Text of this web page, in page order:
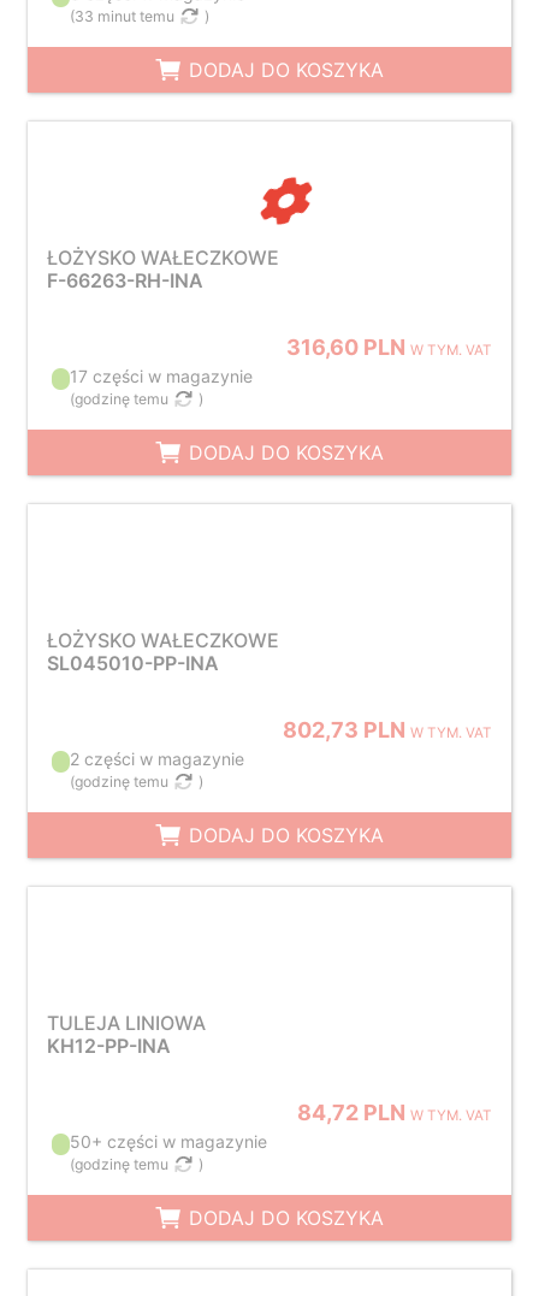
(33 minut temu )
DODAJ DO KOSZYKA
ŁOŻYSKO WAŁECZKOWE
F-66263-RH-INA
316,60 PLNW TYM. VAT
17 części w magazynie
(godzinę temu )
DODAJ DO KOSZYKA
ŁOŻYSKO WAŁECZKOWE
SL045010-PP-INA
802,73 PLNW TYM. VAT
2 części w magazynie
(godzinę temu )
DODAJ DO KOSZYKA
TULEJA LINIOWA
KH12-PP-INA
84,72 PLNW TYM. VAT
50+ części w magazynie
(godzinę temu )
DODAJ DO KOSZYKA